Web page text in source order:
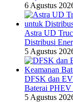
6 Agustus
Astra UD
Distribusi
5 Agustus
DFSK dan
Baterai
5 Agustus